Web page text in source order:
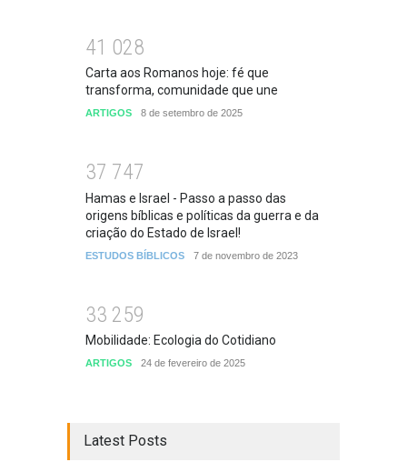
41 028
Carta aos Romanos hoje: fé que
transforma, comunidade que une
ARTIGOS 8 de setembro de 2025
37 747
Hamas e Israel - Passo a passo das
origens bíblicas e políticas da guerra e da
criação do Estado de Israel!
ESTUDOS BÍBLICOS 7 de novembro de 2023
33 259
Mobilidade: Ecologia do Cotidiano
ARTIGOS 24 de fevereiro de 2025
Latest Posts